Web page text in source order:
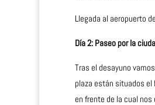
Llegada al aeropuerto
Día 2: Paseo por la
Tras el desayuno
plaza están situados el
en frente de la cual